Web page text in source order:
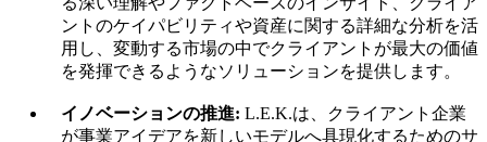
ントのケイパビリティや資産に関する詳細な分析を活
用し、変動する市場の中でクライアントが最大の価値
を発揮できるようなソリューションを提供します。
イノベーションの推進: L.E.K.は、クライアント企業
が事業アイデアを新しいモデルへ具現化するためのサ